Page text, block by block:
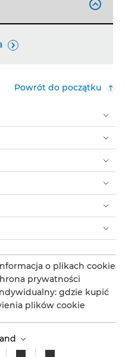


Powrót do początku
o plikach cookie
prywatności
gdzie kupić
plików cookie